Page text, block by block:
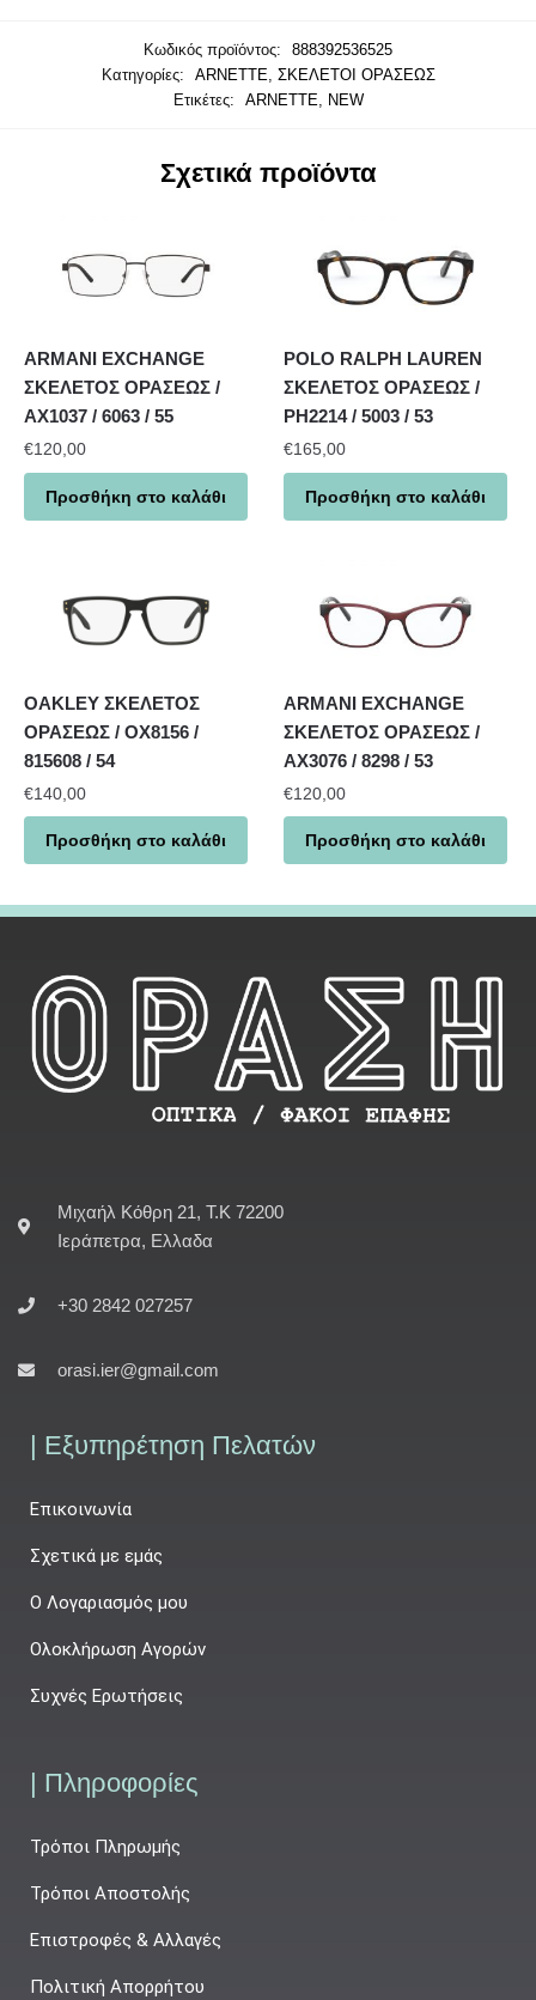
Κωδικός προϊόντος:
888392536525
Κατηγορίες:
ARNETTE, ΣΚΕΛΕΤΟΙ ΟΡΑΣΕΩΣ
Ετικέτες:
ARNETTE, NEW
Σχετικά προϊόντα
ARMANI EXCHANGE
ΣΚΕΛΕΤΟΣ ΟΡΑΣΕΩΣ /
AX1037 / 6063 / 55
€120,00
Προσθήκη στο καλάθι
POLO RALPH LAUREN
ΣΚΕΛΕΤΟΣ ΟΡΑΣΕΩΣ /
PH2214 / 5003 / 53
€165,00
Προσθήκη στο καλάθι
OAKLEY ΣΚΕΛΕΤΟΣ
ΟΡΑΣΕΩΣ / OX8156 /
815608 / 54
€140,00
Προσθήκη στο καλάθι
ARMANI EXCHANGE
ΣΚΕΛΕΤΟΣ ΟΡΑΣΕΩΣ /
AX3076 / 8298 / 53
€120,00
Προσθήκη στο καλάθι
Μιχαήλ Κόθρη 21, Τ.Κ 72200
Ιεράπετρα, Ελλαδα
+30 2842 027257
orasi.ier@gmail.com
| Εξυπηρέτηση Πελατών
Επικοινωνία
Σχετικά με εμάς
Ο Λογαριασμός μου
Ολοκλήρωση Αγορών
Συχνές Ερωτήσεις
| Πληροφορίες
Τρόποι Πληρωμής
Τρόποι Αποστολής
Επιστροφές & Αλλαγές
Πολιτική Απορρήτου